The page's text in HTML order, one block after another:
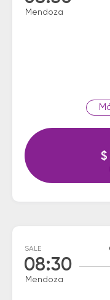
Mendoza
$
SALE
08:30
Mendoza